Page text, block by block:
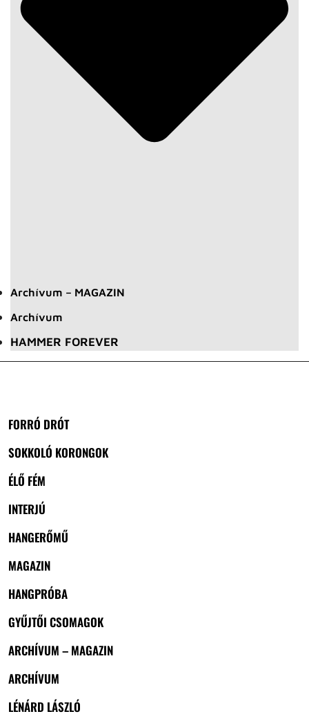
Archívum – MAGAZIN
Archívum
HAMMER FOREVER
FORRÓ DRÓT
SOKKOLÓ KORONGOK
ÉLŐ FÉM
INTERJÚ
HANGERŐMŰ
MAGAZIN
HANGPRÓBA
GYŰJTŐI CSOMAGOK
ARCHÍVUM – MAGAZIN
ARCHÍVUM
LÉNÁRD LÁSZLÓ